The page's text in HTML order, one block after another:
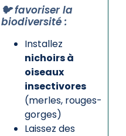
🐦 favoriser la
biodiversité :
Installez
nichoirs à
oiseaux
insectivores
(merles, rouges-
gorges)
Laissez des